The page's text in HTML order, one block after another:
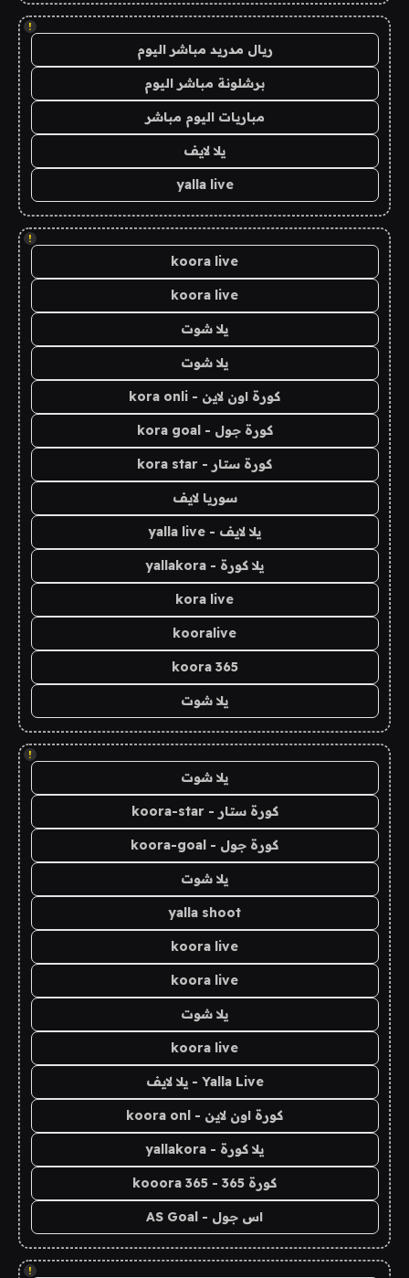
!
ريال مدريد مباشر اليوم
برشلونة مباشر اليوم
مباريات اليوم مباشر
يلا لايف
yalla live
!
koora live
koora live
يلا شوت
يلا شوت
كورة اون لاين - kora onli
كورة جول - kora goal
كورة ستار - kora star
سوريا لايف
يلا لايف - yalla live
يلا كورة - yallakora
kora live
kooralive
koora 365
يلا شوت
!
يلا شوت
كورة ستار - koora-star
كورة جول - koora-goal
يلا شوت
yalla shoot
koora live
koora live
يلا شوت
koora live
Yalla Live - يلا لايف
كورة اون لاين - koora onl
يلا كورة - yallakora
كورة 365 - kooora 365
اس جول - AS Goal
!